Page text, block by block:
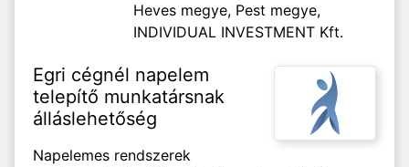
Heves megye, Pest megye,
INDIVIDUAL INVESTMENT Kft.
Egri cégnél napelem
telepítő munkatársnak
álláslehetőség
Napelemes rendszerek